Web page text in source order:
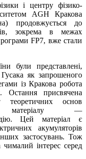
і центру фізико-
AGH Кракова
продовжується до
зокрема в межах
FP7, вже стали
були представлені,
як запрошеного
із Кракова робота
Остання присвячена
теоретичних основ
матеріалу —
Цей матеріал є
акумуляторів
застосувань. Тож
чималий інтерес серед